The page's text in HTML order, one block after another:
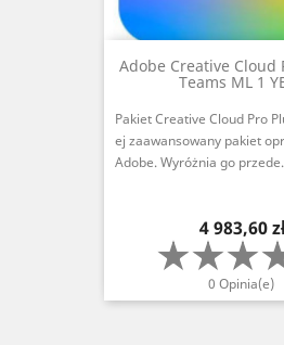
Adobe Creative Cloud
Teams ML 1
Pakiet Creative Cloud Pro
ej zaawansowany pakiet
Adobe. Wyróżnia go
Cena
4 983,60
0 Opinia(e)